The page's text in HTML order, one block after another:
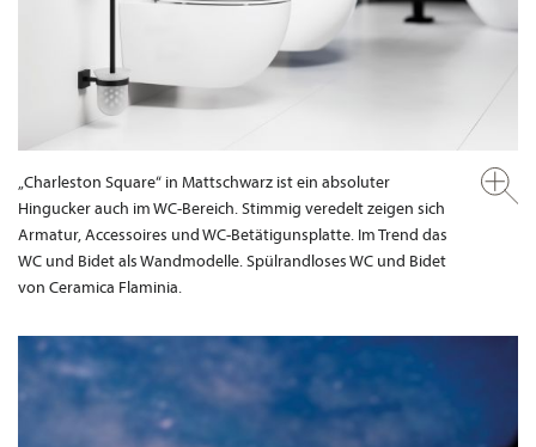
„Charleston Square“ in Mattschwarz ist ein absoluter
Hingucker auch im WC-Bereich. Stimmig veredelt zeigen sich
Armatur, Accessoires und WC-Betätigunsplatte. Im Trend das
WC und Bidet als Wandmodelle. Spülrandloses WC und Bidet
von Ceramica Flaminia.